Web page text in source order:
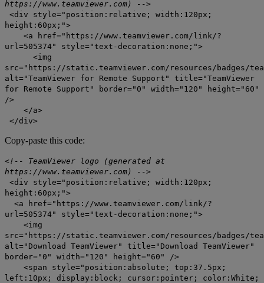
https://www.teamviewer.com) -->
<div style="position:relative; width:120px;
height:60px;">
<a href="https://www.teamviewer.com/link/?
url=505374" style="text-decoration:none;">
<img
src="https://static.teamviewer.com/resources/badges/
alt="TeamViewer for Remote Support" title="TeamViewer
for Remote Support" border="0" width="120" height="60"
/>
</a>
</div>
Copy-paste this code:
<!-- TeamViewer logo (generated at
https://www.teamviewer.com) -->
<div style="position:relative; width:120px;
height:60px;">
<a href="https://www.teamviewer.com/link/?
url=505374" style="text-decoration:none;">
<img
src="https://static.teamviewer.com/resources/badges/
alt="Download TeamViewer" title="Download TeamViewer"
border="0" width="120" height="60" />
<span style="position:absolute; top:37.5px;
left:10px; display:block; cursor:pointer; color:White;